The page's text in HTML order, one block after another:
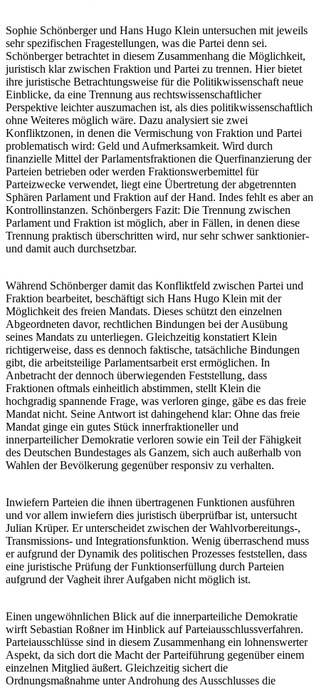
Sophie Schönberger und Hans Hugo Klein untersuchen mit jeweils
sehr spezifischen Fragestellungen, was die Partei denn sei.
Schönberger betrachtet in diesem Zusammenhang die Möglichkeit,
juristisch klar zwischen Fraktion und Partei zu trennen. Hier bietet
ihre juristische Betrachtungsweise für die Politikwissenschaft neue
Einblicke, da eine Trennung aus rechtswissenschaftlicher
Perspektive leichter auszumachen ist, als dies politikwissenschaftlich
ohne Weiteres möglich wäre. Dazu analysiert sie zwei
Konfliktzonen, in denen die Vermischung von Fraktion und Partei
problematisch wird: Geld und Aufmerksamkeit. Wird durch
finanzielle Mittel der Parlamentsfraktionen die Querfinanzierung der
Parteien betrieben oder werden Fraktionswerbemittel für
Parteizwecke verwendet, liegt eine Übertretung der abgetrennten
Sphären Parlament und Fraktion auf der Hand. Indes fehlt es aber an
Kontrollinstanzen. Schönbergers Fazit: Die Trennung zwischen
Parlament und Fraktion ist möglich, aber in Fällen, in denen diese
Trennung praktisch überschritten wird, nur sehr schwer sanktionier-
und damit auch durchsetzbar.
Während Schönberger damit das Konfliktfeld zwischen Partei und
Fraktion bearbeitet, beschäftigt sich Hans Hugo Klein mit der
Möglichkeit des freien Mandats. Dieses schützt den einzelnen
Abgeordneten davor, rechtlichen Bindungen bei der Ausübung
seines Mandats zu unterliegen. Gleichzeitig konstatiert Klein
richtigerweise, dass es dennoch faktische, tatsächliche Bindungen
gibt, die arbeitsteilige Parlamentsarbeit erst ermöglichen. In
Anbetracht der dennoch überwiegenden Feststellung, dass
Fraktionen oftmals einheitlich abstimmen, stellt Klein die
hochgradig spannende Frage, was verloren ginge, gäbe es das freie
Mandat nicht. Seine Antwort ist dahingehend klar: Ohne das freie
Mandat ginge ein gutes Stück innerfraktioneller und
innerparteilicher Demokratie verloren sowie ein Teil der Fähigkeit
des Deutschen Bundestages als Ganzem, sich auch außerhalb von
Wahlen der Bevölkerung gegenüber responsiv zu verhalten.
Inwiefern Parteien die ihnen übertragenen Funktionen ausführen
und vor allem inwiefern dies juristisch überprüfbar ist, untersucht
Julian Krüper. Er unterscheidet zwischen der Wahlvorbereitungs-,
Transmissions- und Integrationsfunktion. Wenig überraschend muss
er aufgrund der Dynamik des politischen Prozesses feststellen, dass
eine juristische Prüfung der Funktionserfüllung durch Parteien
aufgrund der Vagheit ihrer Aufgaben nicht möglich ist.
Einen ungewöhnlichen Blick auf die innerparteiliche Demokratie
wirft Sebastian Roßner im Hinblick auf Parteiausschlussverfahren.
Parteiausschlüsse sind in diesem Zusammenhang ein lohnenswerter
Aspekt, da sich dort die Macht der Parteiführung gegenüber einem
einzelnen Mitglied äußert. Gleichzeitig sichert die
Ordnungsmaßnahme unter Androhung des Ausschlusses die